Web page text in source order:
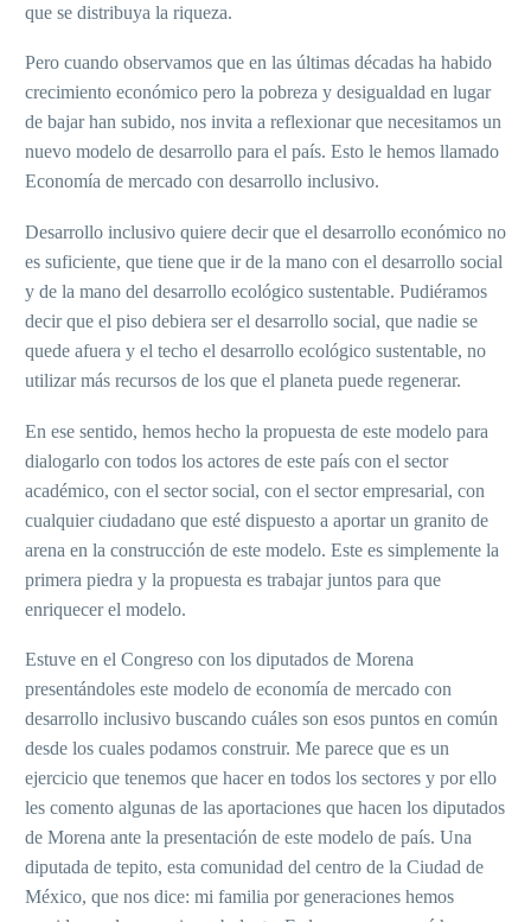
que se distribuya la riqueza.
Pero cuando observamos que en las últimas décadas ha habido
crecimiento económico pero la pobreza y desigualdad en lugar
de bajar han subido, nos invita a reflexionar que necesitamos un
nuevo modelo de desarrollo para el país. Esto le hemos llamado
Economía de mercado con desarrollo inclusivo.
Desarrollo inclusivo quiere decir que el desarrollo económico no
es suficiente, que tiene que ir de la mano con el desarrollo social
y de la mano del desarrollo ecológico sustentable. Pudiéramos
decir que el piso debiera ser el desarrollo social, que nadie se
quede afuera y el techo el desarrollo ecológico sustentable, no
utilizar más recursos de los que el planeta puede regenerar.
En ese sentido, hemos hecho la propuesta de este modelo para
dialogarlo con todos los actores de este país con el sector
académico, con el sector social, con el sector empresarial, con
cualquier ciudadano que esté dispuesto a aportar un granito de
arena en la construcción de este modelo. Este es simplemente la
primera piedra y la propuesta es trabajar juntos para que
enriquecer el modelo.
Estuve en el Congreso con los diputados de Morena
presentándoles este modelo de economía de mercado con
desarrollo inclusivo buscando cuáles son esos puntos en común
desde los cuales podamos construir. Me parece que es un
ejercicio que tenemos que hacer en todos los sectores y por ello
les comento algunas de las aportaciones que hacen los diputados
de Morena ante la presentación de este modelo de país. Una
diputada de tepito, esta comunidad del centro de la Ciudad de
México, que nos dice: mi familia por generaciones hemos